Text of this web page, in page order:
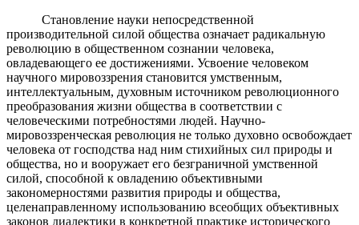
Становление науки непосредственной
производительной силой общества означает радикальную
революцию в общественном сознании человека,
овладевающего ее достижениями. Усвоение человеком
научного мировоззрения становится умственным,
интеллектуальным, духовным источником революционного
преобразования жизни общества в соответствии с
человеческими потребностями людей. Научно-
мировоззренческая революция не только духовно освобождает
человека от господства над ним стихийных сил природы и
общества, но и вооружает его безграничной умственной
силой, способной к овладению объективными
закономерностями развития природы и общества,
целенаправленному использованию всеобщих объективных
законов диалектики в конкретной практике исторического